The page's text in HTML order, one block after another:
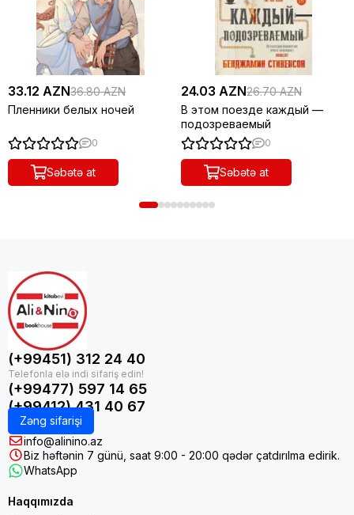
33.12 AZN36.80 AZN
Пленники белых ночей
0
Səbətə at
24.03 AZN26.70 AZN
В этом поезде каждый —
подозреваемый
0
Səbətə at
(+99451) 312 24 40
(+99477) 597 14 65
(+99412) 431 40 67
Zəng sifarişi
info@alinino.az
Biz həftənin 7 günü, saat 9:00 - 20:00 qədər çatdırılma edirik.
WhatsApp
Haqqımızda